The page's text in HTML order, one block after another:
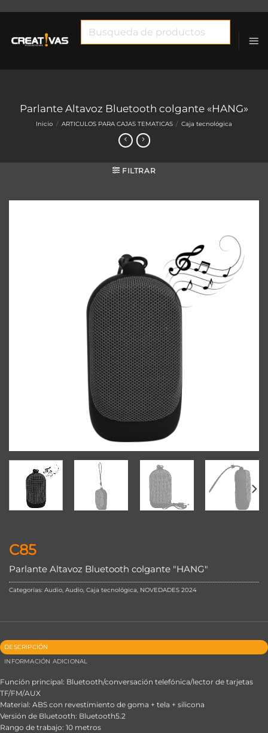
Parlante Altavoz Bluetooth colgante «HANG»
Inicio / ARTICULOS PARA CAJAS TEMATICAS / Caja tecnológica
FILTRAR
C85
Parlante Altavoz Bluetooth colgante "HANG"
Categorías: Audio Audio Caja tecnológica NOVEDADES 2024
DESCRIPCIÓN
INFORMACIÓN ADICIONAL
Función principal: Bluetooth/conversación telefónica/lector de tarjetas
TF/FM/AUX
Material: ABS con revestimiento de goma + tela + silicona
Versión de Bluetooth: Bluetooth5.2
Rango de trabajo: 10 metros